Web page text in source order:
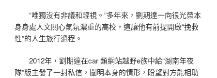
“唯獨沒有非議和輕視。”多年來，劉期達一向很光榮本
身身處人文關心氣氛濃重的高校，這讓他有前提開啟“挽救
性”的人生旅行過程。
2012年，劉期達在car 類網站越野e族中給“湖南年夜
隊”版主發了一封私信，闡明本身的情形，盼望對方能相助